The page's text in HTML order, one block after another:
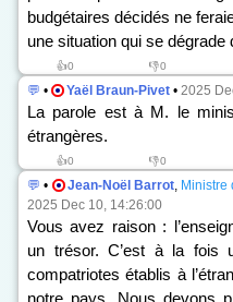
budgétaires décidés ne
une situation qui se dégrade
👍0 👎0
💬 • Yaël Braun-Pivet • 2025
La parole est à M. le
étrangères.
👍0 👎0
💬 • Jean-Noël Barrot, Ministre
2025 Dec 10, 14:26:00
Vous avez raison :
un trésor. C’est à la fois
compatriotes établis à
notre pays. Nous devons